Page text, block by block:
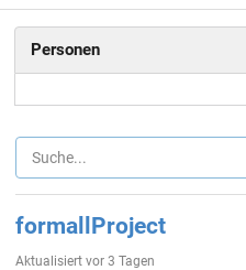
formallProject
Aktualisiert vor 3 Tagen
Personen